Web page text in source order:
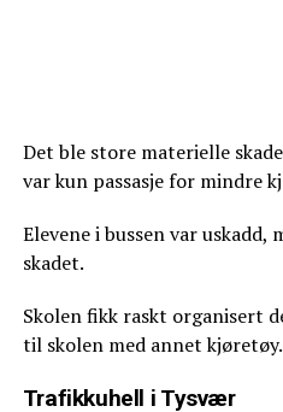
Det ble store materielle
var kun passasje for mindre
Elevene i bussen var
skadet.
Skolen fikk raskt organisert
til skolen med annet kjøretøy.
Trafikkuhell i Tysvær